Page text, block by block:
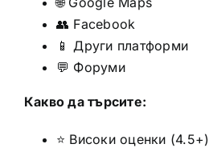
👥 Facebook
📱 Други платформи
💬 Форуми
Какво да търсите:
⭐ Високи оценки (4.5+)